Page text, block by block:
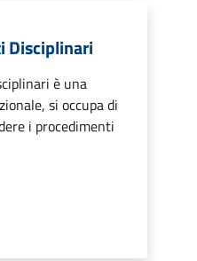
Disciplinari
è una
si occupa di
i procedimenti